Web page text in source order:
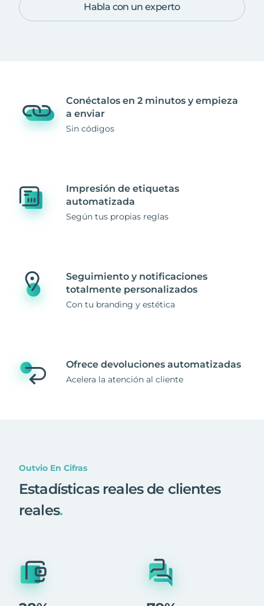
Habla con un experto
Conéctalos en 2 minutos y empieza
a enviar
Sin códigos
Impresión de etiquetas
automatizada
Según tus propias reglas
Seguimiento y notificaciones
totalmente personalizados
Con tu branding y estética
Ofrece devoluciones automatizadas
Acelera la atención al cliente
Outvio En Cifras
Estadísticas reales de clientes
reales.